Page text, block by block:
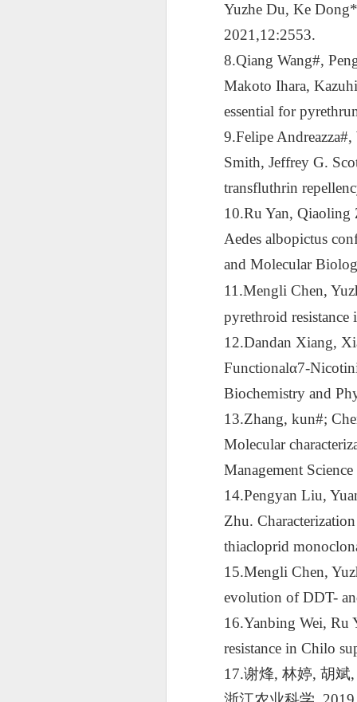
Yuzhe Du, Ke Dong
2021 ,12:2553.
8.Qiang Wang#,
Makoto Ihara,
essential for
9.Felipe Andreazza#,
Smith, Jeffrey G.
transfluthrin
10.Ru Yan,
Aedes albopictus
and Molecular
11.Mengli Chen,
pyrethroid
12.Dandan Xiang,
Functionalα7-
Biochemistry and
13.Zhang, kun#;
Molecular
Management
14.Pengyan Liu,
Zhu.
thiacloprid
15.Mengli Chen,
evolution ofDDT-
16.Yanbing Wei, Ru
resistance in Chilo
17.谢烽, 林婷, 胡